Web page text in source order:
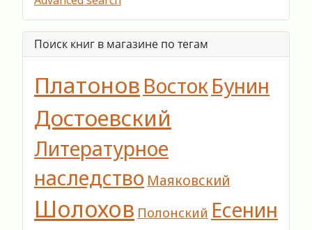
Поиск книг в магазине по тегам
Платонов Восток Бунин
Достоевский
Литературное
наследство Маяковский
Шолохов Полонский Есенин